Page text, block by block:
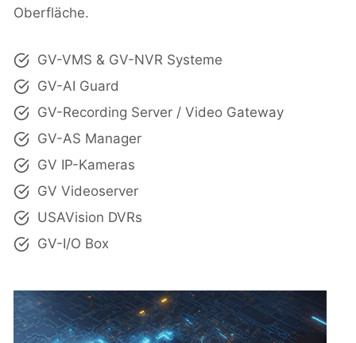
Oberfläche.
GV-VMS & GV-NVR Systeme
GV-AI Guard
GV-Recording Server / Video Gateway
GV-AS Manager
GV IP-Kameras
GV Videoserver
USAVision DVRs
GV-I/O Box